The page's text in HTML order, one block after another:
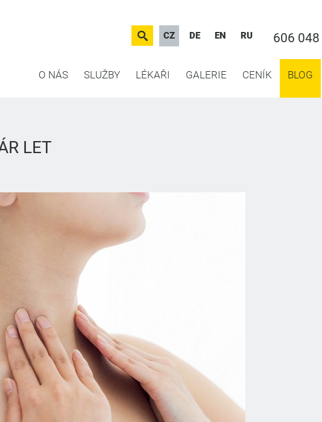
606
RU
EN
DE
CZ
O NÁS SLUŽBY LÉKAŘI GALERIE CENÍK BLOG
LET